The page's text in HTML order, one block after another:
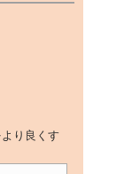
り良くす